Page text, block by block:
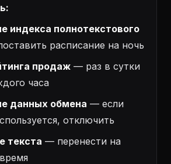
индекса полнотекстового
расписание на ночь
продаж — раз в сутки
часа
данных обмена — если
отключить
текста — перенести на